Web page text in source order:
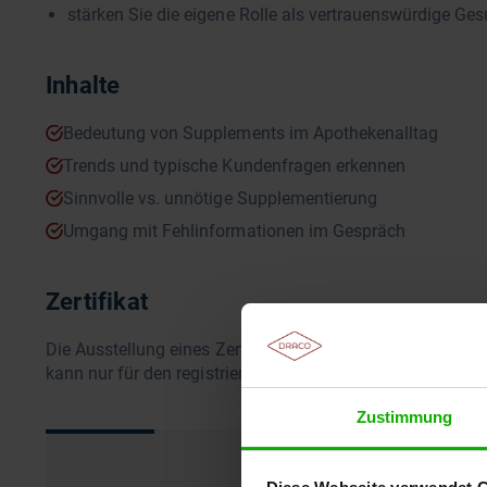
Zustimmung
stärken Sie die eigene Rolle als vertrauenswürdige
Inhalte
Bedeutung von Supplements im Apothekenalltag
Trends und typische Kundenfragen erkennen
Sinnvolle vs. unnötige Supplementierung
Umgang mit Fehlinformationen im Gespräch
Zertifikat
Die Ausstellung eines Zertifikates setzt die vollständige
kann nur für den registrierten Teilnehmer ausgestellt